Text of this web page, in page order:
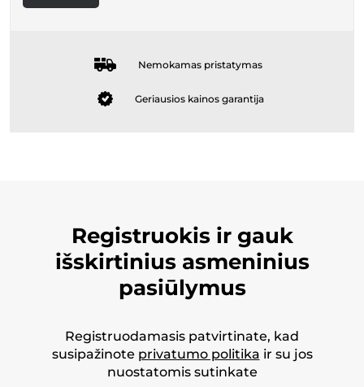
Nemokamas pristatymas
Geriausios kainos garantija
Registruokis ir gauk
išskirtinius asmeninius
pasiūlymus
Registruodamasis patvirtinate, kad
susipažinote privatumo politika ir su jos
nuostatomis sutinkate